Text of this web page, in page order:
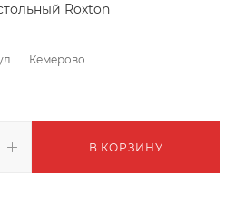
Roxton
Кемерово
В КОРЗИНУ